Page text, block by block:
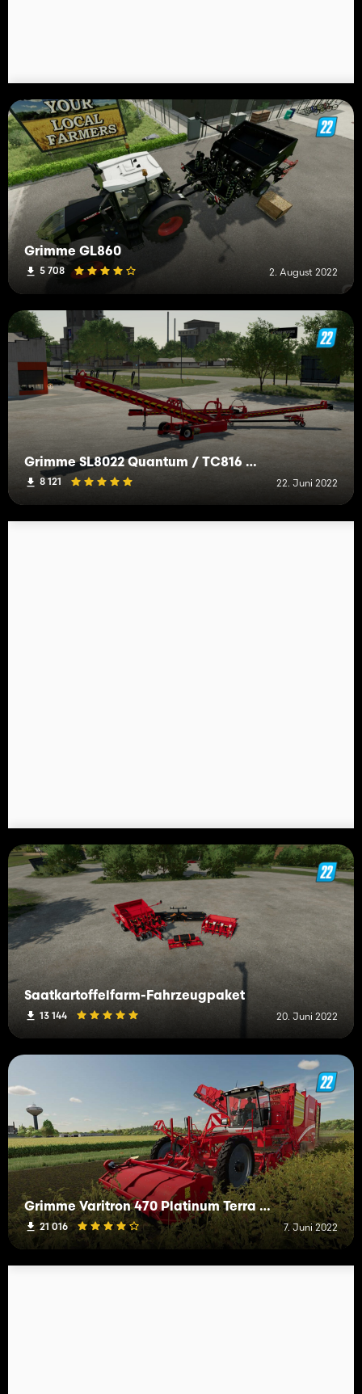
Grimme GL860
5 708 2. August 2022
Grimme SL8022 Quantum / TC816 Autoload
8 121 22. Juni 2022
Saatkartoffelfarm-Fahrzeugpaket
13 144 20. Juni 2022
Grimme Varitron 470 Platinum Terra Trac
21 016 7. Juni 2022